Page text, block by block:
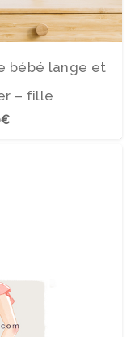
bébé lange et
– fille